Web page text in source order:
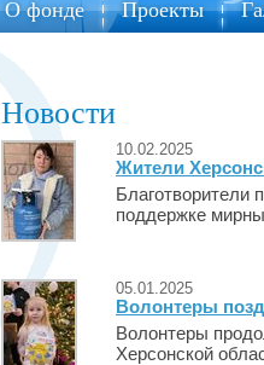
О фонде Проекты
Новости
10.02.2025
Жители
Благотворители
поддержке
05.01.2025
Волонтеры
Волонтеры
Херсонской